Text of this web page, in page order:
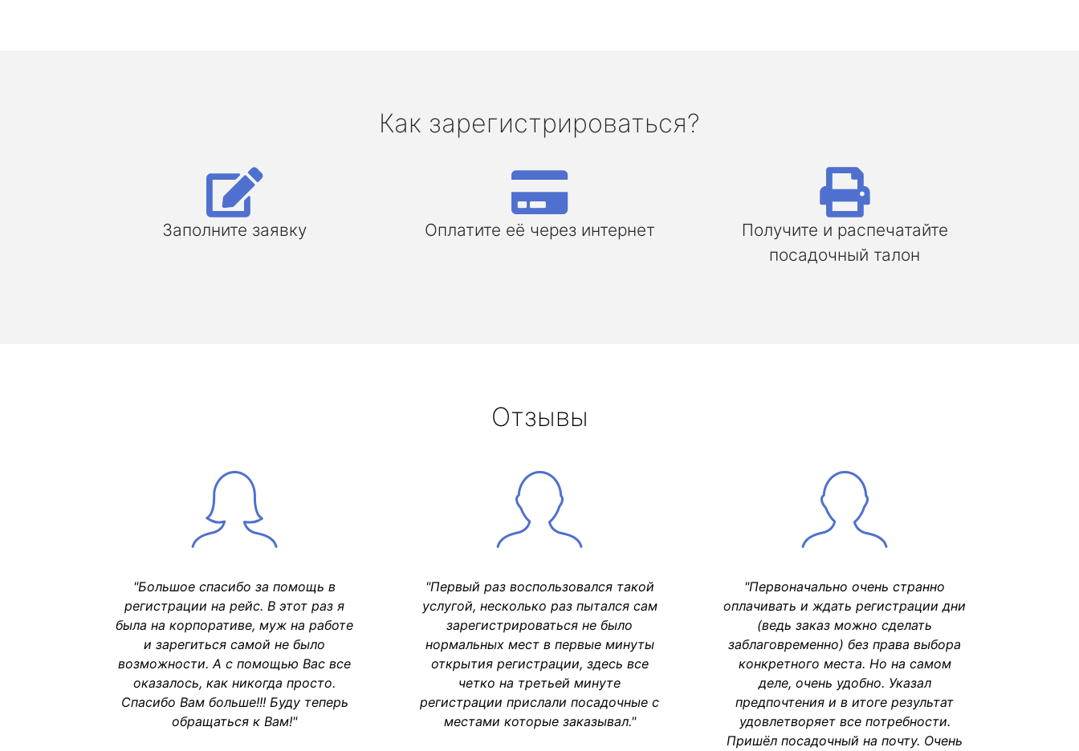
Как зарегистрироваться?
Заполните заявку Оплатите её через интернет
Получите и распечатайте
посадочный талон
Отзывы
"Большое спасибо за помощь в
регистрации на рейс. В этот раз я
была на корпоративе, муж на работе
и зарегиться самой не было
возможности. А с помощью Вас все
оказалось, как никогда просто.
Спасибо Вам больше!!! Буду теперь
обращаться к Вам!"
"Первый раз воспользовался такой
услугой, несколько раз пытался сам
зарегистрироваться не было
нормальных мест в первые минуты
открытия регистрации, здесь все
четко на третьей минуте
регистрации прислали посадочные с
местами которые заказывал."
"Первоначально очень странно
оплачивать и ждать регистрации дни
(ведь заказ можно сделать
заблаговременно) без права выбора
конкретного места. Но на самом
деле, очень удобно. Указал
предпочтения и в итоге результат
удовлетворяет все потребности.
Пришёл посадочный на почту. Очень